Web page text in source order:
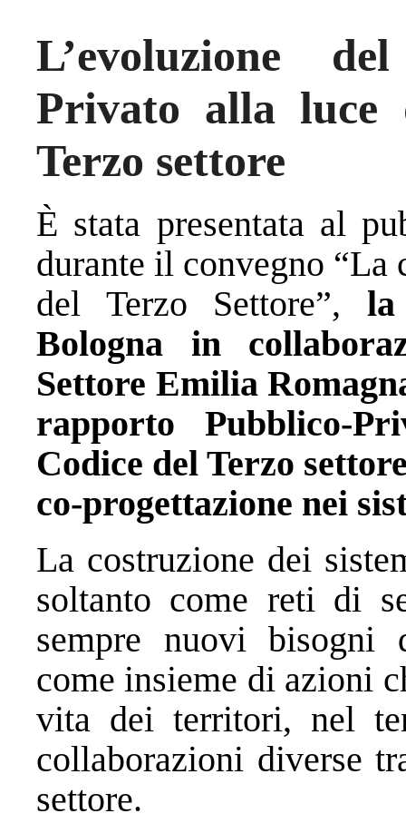
L’evoluzione
Privato alla luce
Terzo settore
È stata presentata al
durante il convegno “La
del Terzo Settore”,
Bologna in
Settore Emilia
rapporto Pubblico-
Codice del Terzo
co-progettazione nei
La costruzione dei
soltanto come reti di
sempre nuovi bisogni
come insieme di azioni
vita dei territori, nel
collaborazioni diverse
settore.